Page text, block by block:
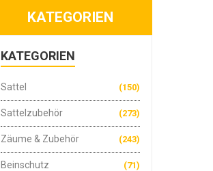
KATEGORIEN
KATEGORIEN
(150)
Sattel
(273)
Sattelzubehör
(243)
Zäume & Zubehör
(71)
Beinschutz